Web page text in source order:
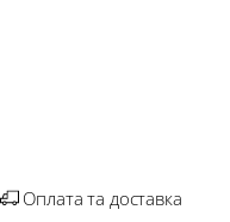
Оплата та доставка